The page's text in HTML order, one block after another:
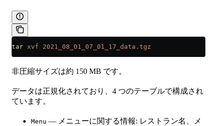
tar xvf 2021_08_01_07_01_17_data.tgz
非圧縮サイズは約 150 MB です。
データは正規化されており、4 つのテーブルで構成され
ています。
Menu — メニューに関する情報: レストラン名、メ